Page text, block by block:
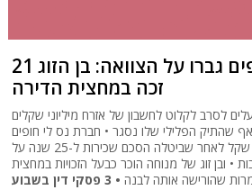
21 שנות חיים משותפים גברו על הצוואה: בן הזוג
זכה במחצית הדירה
לסרב לקלוט לחשבון של אזרח מיליוני שקלים
שהתיק הפלילי שלו נסגר • חברת נס לי חופים
חויבה לשלם כחצי מיליון שקל לאחר שביטלה הסכם שכירות ל-25 שנה על
• ובן זוג של מנוחה הוכר כבעל הזכויות במחצית
שהורישה אותה לבנה